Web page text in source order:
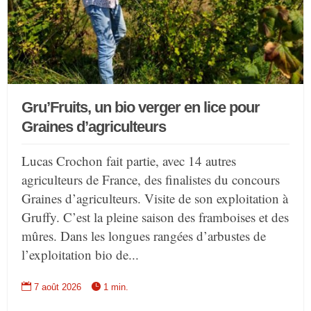
Gru’Fruits, un bio verger en lice pour
Graines d’agriculteurs
Lucas Crochon fait partie, avec 14 autres
agriculteurs de France, des finalistes du concours
Graines d’agriculteurs. Visite de son exploitation à
Gruffy. C’est la pleine saison des framboises et des
mûres. Dans les longues rangées d’arbustes de
l’exploitation bio de...
 7 août 2026  1 min.